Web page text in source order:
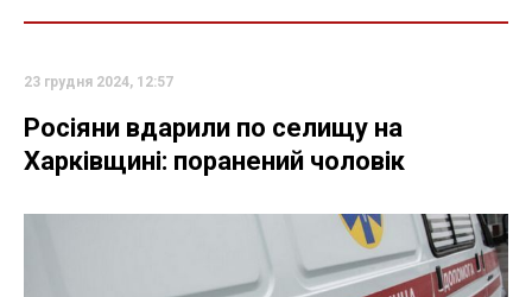
23 грудня 2024, 12:57
Росіяни вдарили по селищу на
Харківщині: поранений чоловік